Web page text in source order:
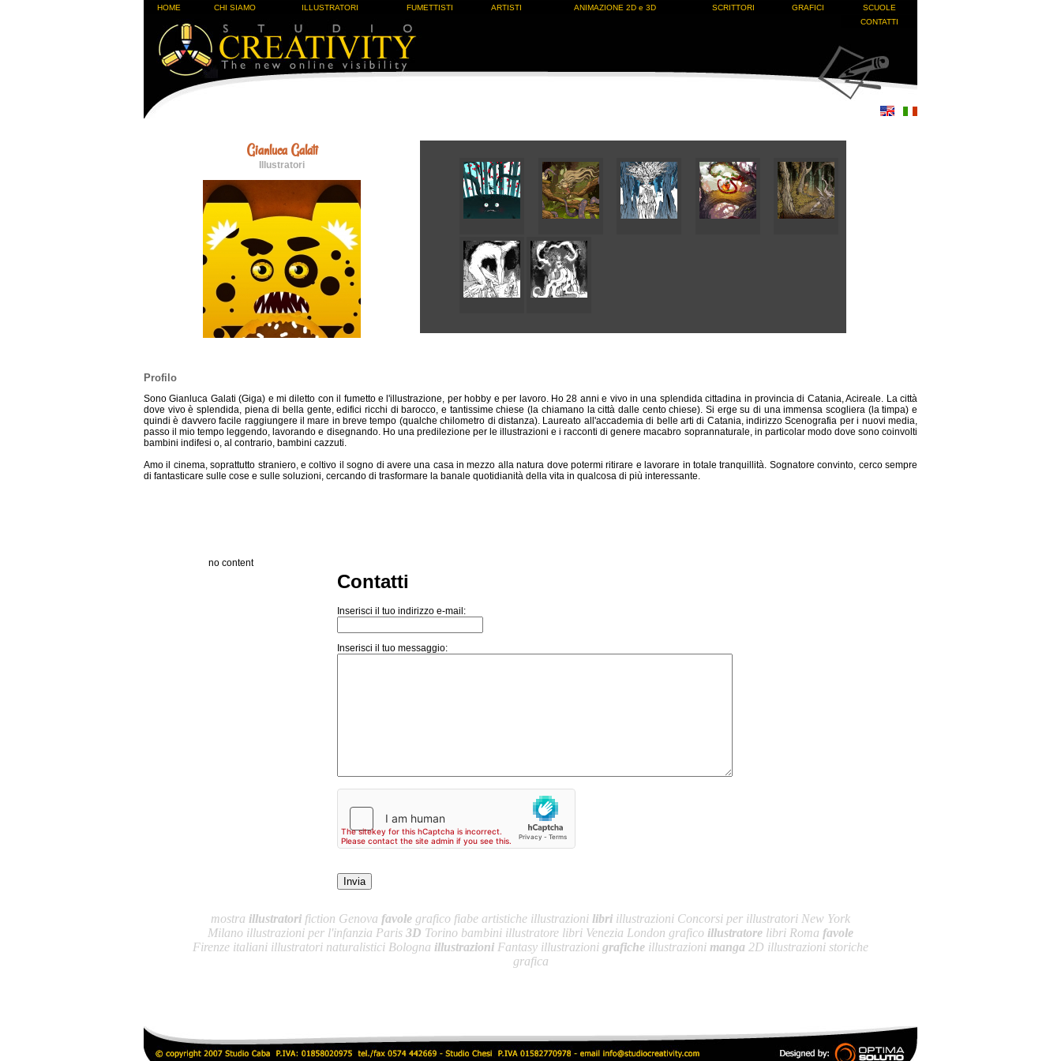
HOME CHI SIAMO ILLUSTRATORI FUMETTISTI ARTISTI ANIMAZIONE 2D e 3D SCRITTORI GRAFICI
SCUOLE
CONTATTI
Gianluca Galati
Illustratori
Profilo
Sono Gianluca Galati (Giga) e mi diletto con il fumetto e l'illustrazione, per hobby e per lavoro. Ho 28 anni e vivo in una splendida cittadina in provincia di Catania, Acireale. La città
dove vivo è splendida, piena di bella gente, edifici ricchi di barocco, e tantissime chiese (la chiamano la città dalle cento chiese). Si erge su di una immensa scogliera (la timpa) e
quindi è davvero facile raggiungere il mare in breve tempo (qualche chilometro di distanza). Laureato all'accademia di belle arti di Catania, indirizzo Scenografia per i nuovi media,
passo il mio tempo leggendo, lavorando e disegnando. Ho una predilezione per le illustrazioni e i racconti di genere macabro soprannaturale, in particolar modo dove sono coinvolti
bambini indifesi o, al contrario, bambini cazzuti.
Amo il cinema, soprattutto straniero, e coltivo il sogno di avere una casa in mezzo alla natura dove potermi ritirare e lavorare in totale tranquillità. Sognatore convinto, cerco sempre
di fantasticare sulle cose e sulle soluzioni, cercando di trasformare la banale quotidianità della vita in qualcosa di più interessante.
no content
Contatti
Inserisci il tuo indirizzo e-mail:
Inserisci il tuo messaggio:
mostra illustratori fiction Genova favole grafico fiabe artistiche illustrazioni libri illustrazioni Concorsi per illustratori New York
Milano illustrazioni per l'infanzia Paris 3D Torino bambini illustratore libri Venezia London grafico illustratore libri Roma favole
Firenze italiani illustratori naturalistici Bologna illustrazioni Fantasy illustrazioni grafiche illustrazioni manga 2D illustrazioni storiche
grafica